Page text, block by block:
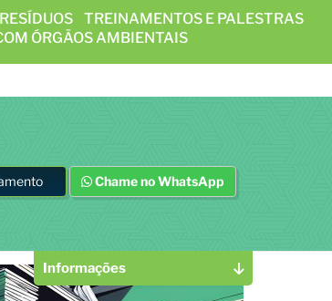
TREINAMENTOS E PALESTRAS
ÓRGÃOS AMBIENTAIS
Chame no WhatsApp
Informações